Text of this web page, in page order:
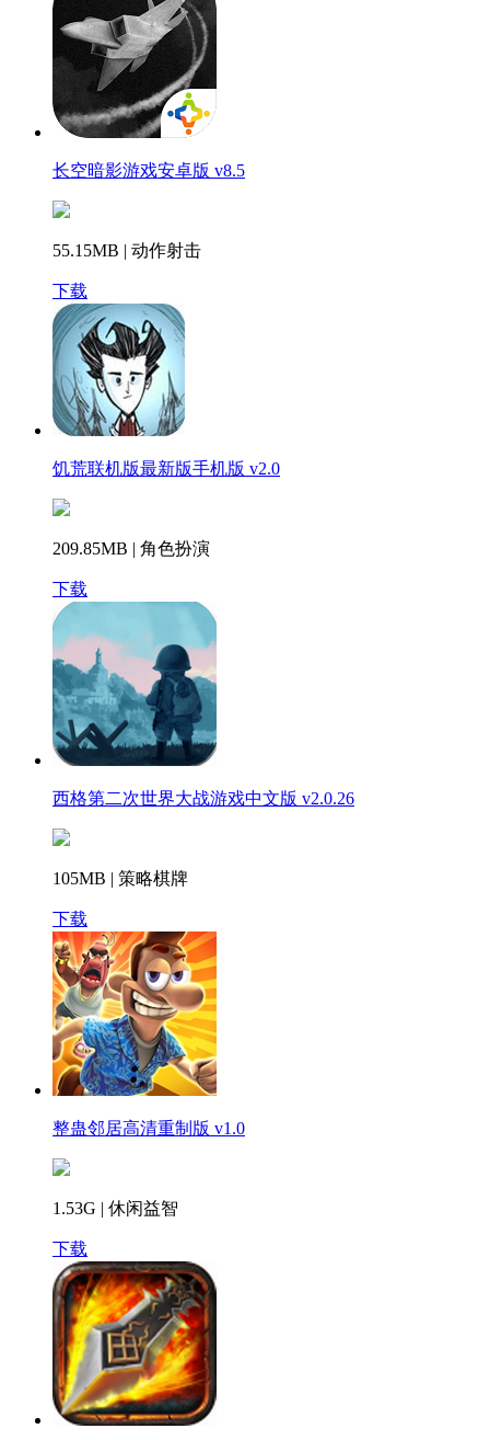
长空暗影游戏安卓版 v8.5
55.15MB | 动作射击
下载
饥荒联机版最新版手机版 v2.0
209.85MB | 角色扮演
下载
西格第二次世界大战游戏中文版 v2.0.26
105MB | 策略棋牌
下载
整蛊邻居高清重制版 v1.0
1.53G | 休闲益智
下载